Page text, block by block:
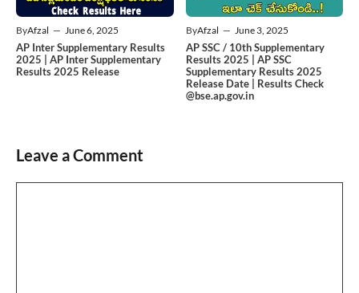
ByAfzal — June 6, 2025
AP Inter Supplementary Results
2025 | AP Inter Supplementary
Results 2025 Release
ByAfzal — June 3, 2025
AP SSC / 10th Supplementary
Results 2025 | AP SSC
Supplementary Results 2025
Release Date | Results Check
@bse.ap.gov.in
Leave a Comment